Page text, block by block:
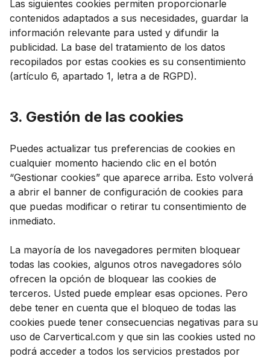
Las siguientes cookies permiten proporcionarle
contenidos adaptados a sus necesidades, guardar la
información relevante para usted y difundir la
publicidad. La base del tratamiento de los datos
recopilados por estas cookies es su consentimiento
(artículo 6, apartado 1, letra a de RGPD).
3. Gestión de las cookies
Puedes actualizar tus preferencias de cookies en
cualquier momento haciendo clic en el botón
“Gestionar cookies” que aparece arriba. Esto volverá
a abrir el banner de configuración de cookies para
que puedas modificar o retirar tu consentimiento de
inmediato.
La mayoría de los navegadores permiten bloquear
todas las cookies, algunos otros navegadores sólo
ofrecen la opción de bloquear las cookies de
terceros. Usted puede emplear esas opciones. Pero
debe tener en cuenta que el bloqueo de todas las
cookies puede tener consecuencias negativas para su
uso de Carvertical.com y que sin las cookies usted no
podrá acceder a todos los servicios prestados por